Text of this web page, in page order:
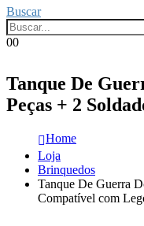
Buscar
00
Tanque De
Peças + 2
Home
Loja
Brinquedos
Tanque De Guerra
Compatível com